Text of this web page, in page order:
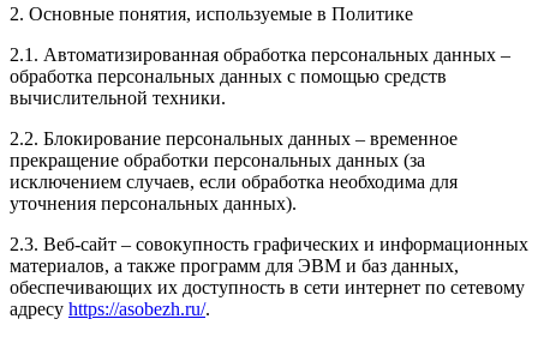
2. Основные понятия, используемые в Политике
2.1. Автоматизированная обработка персональных данных –
обработка персональных данных с помощью средств
вычислительной техники.
2.2. Блокирование персональных данных – временное
прекращение обработки персональных данных (за
исключением случаев, если обработка необходима для
уточнения персональных данных).
2.3. Веб-сайт – совокупность графических и информационных
материалов, а также программ для ЭВМ и баз данных,
обеспечивающих их доступность в сети интернет по сетевому
адресу https://asobezh.ru/.